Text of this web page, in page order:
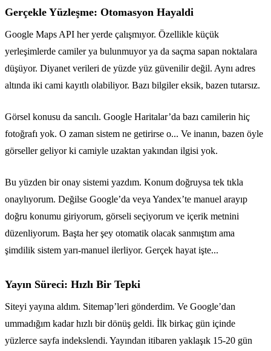
Gerçekle Yüzleşme: Otomasyon Hayaldi
Google Maps API her yerde çalışmıyor. Özellikle küçük
yerleşimlerde camiler ya bulunmuyor ya da saçma sapan noktalara
düşüyor. Diyanet verileri de yüzde yüz güvenilir değil. Aynı adres
altında iki cami kayıtlı olabiliyor. Bazı bilgiler eksik, bazen tutarsız.
Görsel konusu da sancılı. Google Haritalar’da bazı camilerin hiç
fotoğrafı yok. O zaman sistem ne getirirse o... Ve inanın, bazen öyle
görseller geliyor ki camiyle uzaktan yakından ilgisi yok.
Bu yüzden bir onay sistemi yazdım. Konum doğruysa tek tıkla
onaylıyorum. Değilse Google’da veya Yandex’te manuel arayıp
doğru konumu giriyorum, görseli seçiyorum ve içerik metnini
düzenliyorum. Başta her şey otomatik olacak sanmıştım ama
şimdilik sistem yarı-manuel ilerliyor. Gerçek hayat işte...
Yayın Süreci: Hızlı Bir Tepki
Siteyi yayına aldım. Sitemap’leri gönderdim. Ve Google’dan
ummadığım kadar hızlı bir dönüş geldi. İlk birkaç gün içinde
yüzlerce sayfa indekslendi. Yayından itibaren yaklaşık 15-20 gün